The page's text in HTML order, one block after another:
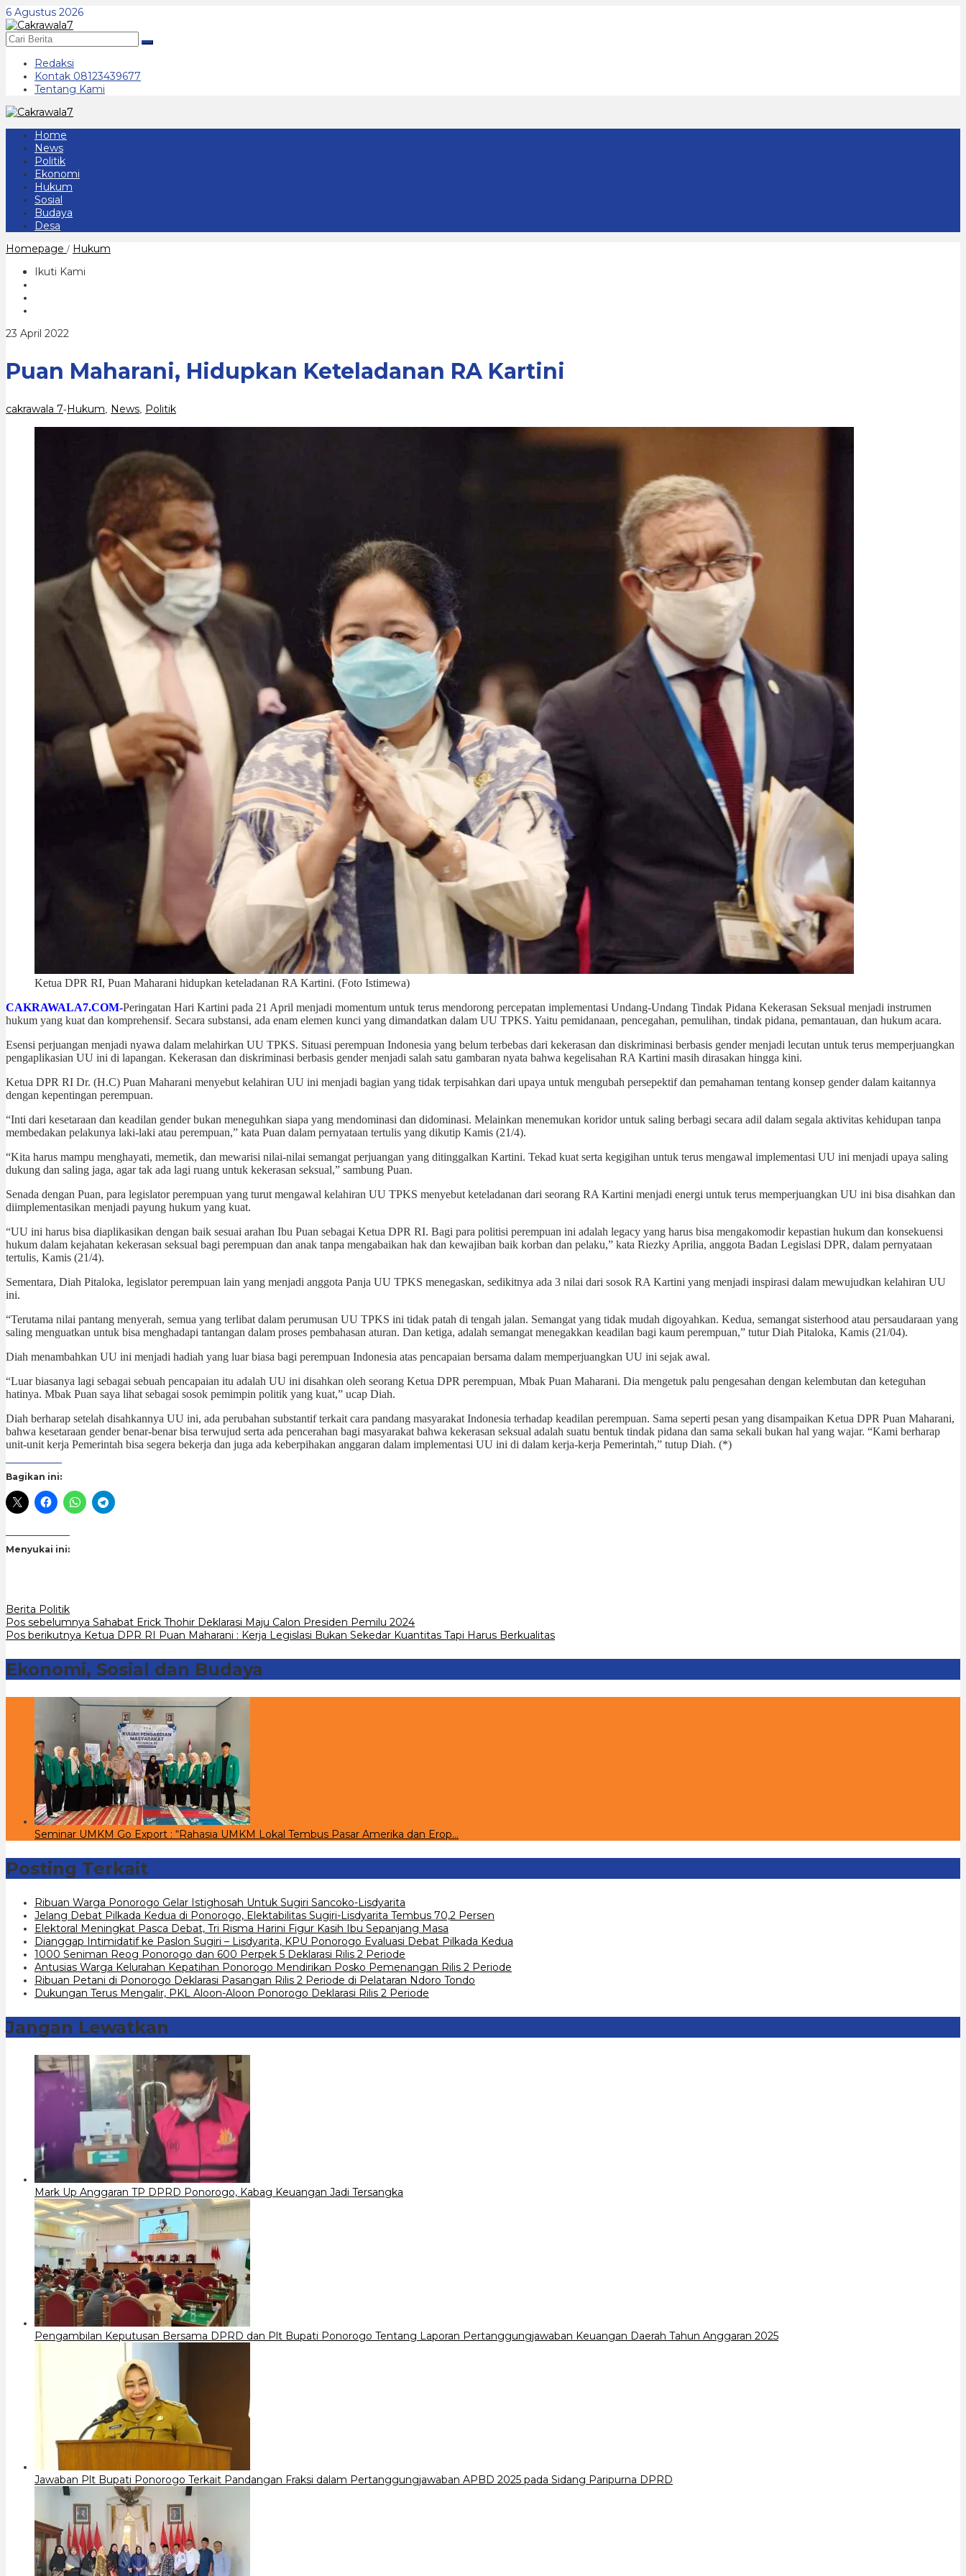
Lewati
ke
konten
6 Agustus 2026
Redaksi
Kontak 08123439677
Tentang Kami
Home
News
Politik
Ekonomi
Hukum
Sosial
Budaya
Desa
Homepage / Hukum
Ikuti Kami
23 April 2022
Puan Maharani, Hidupkan Keteladanan RA Kartini
cakrawala 7-Hukum News Politik
Ketua DPR RI, Puan Maharani hidupkan keteladanan RA Kartini. (Foto Istimewa)
CAKRAWALA7.COM-Peringatan Hari Kartini pada 21 April menjadi momentum untuk terus mendorong percepatan implementasi Undang-Undang Tindak Pidana Kekerasan Seksual menjadi instrumen
hukum yang kuat dan komprehensif. Secara substansi, ada enam elemen kunci yang dimandatkan dalam UU TPKS. Yaitu pemidanaan, pencegahan, pemulihan, tindak pidana, pemantauan, dan hukum acara.
Esensi perjuangan menjadi nyawa dalam melahirkan UU TPKS. Situasi perempuan Indonesia yang belum terbebas dari kekerasan dan diskriminasi berbasis gender menjadi lecutan untuk terus memperjuangkan
pengaplikasian UU ini di lapangan. Kekerasan dan diskriminasi berbasis gender menjadi salah satu gambaran nyata bahwa kegelisahan RA Kartini masih dirasakan hingga kini.
Ketua DPR RI Dr. (H.C) Puan Maharani menyebut kelahiran UU ini menjadi bagian yang tidak terpisahkan dari upaya untuk mengubah persepektif dan pemahaman tentang konsep gender dalam kaitannya
dengan kepentingan perempuan.
“Inti dari kesetaraan dan keadilan gender bukan meneguhkan siapa yang mendominasi dan didominasi. Melainkan menemukan koridor untuk saling berbagi secara adil dalam segala aktivitas kehidupan tanpa
membedakan pelakunya laki-laki atau perempuan,” kata Puan dalam pernyataan tertulis yang dikutip Kamis (21/4).
“Kita harus mampu menghayati, memetik, dan mewarisi nilai-nilai semangat perjuangan yang ditinggalkan Kartini. Tekad kuat serta kegigihan untuk terus mengawal implementasi UU ini menjadi upaya saling
dukung dan saling jaga, agar tak ada lagi ruang untuk kekerasan seksual,” sambung Puan.
Senada dengan Puan, para legislator perempuan yang turut mengawal kelahiran UU TPKS menyebut keteladanan dari seorang RA Kartini menjadi energi untuk terus memperjuangkan UU ini bisa disahkan dan
diimplementasikan menjadi payung hukum yang kuat.
“UU ini harus bisa diaplikasikan dengan baik sesuai arahan Ibu Puan sebagai Ketua DPR RI. Bagi para politisi perempuan ini adalah legacy yang harus bisa mengakomodir kepastian hukum dan konsekuensi
hukum dalam kejahatan kekerasan seksual bagi perempuan dan anak tanpa mengabaikan hak dan kewajiban baik korban dan pelaku,” kata Riezky Aprilia, anggota Badan Legislasi DPR, dalam pernyataan
tertulis, Kamis (21/4).
Sementara, Diah Pitaloka, legislator perempuan lain yang menjadi anggota Panja UU TPKS menegaskan, sedikitnya ada 3 nilai dari sosok RA Kartini yang menjadi inspirasi dalam mewujudkan kelahiran UU
ini.
“Terutama nilai pantang menyerah, semua yang terlibat dalam perumusan UU TPKS ini tidak patah di tengah jalan. Semangat yang tidak mudah digoyahkan. Kedua, semangat sisterhood atau persaudaraan yang
saling menguatkan untuk bisa menghadapi tantangan dalam proses pembahasan aturan. Dan ketiga, adalah semangat menegakkan keadilan bagi kaum perempuan,” tutur Diah Pitaloka, Kamis (21/04).
Diah menambahkan UU ini menjadi hadiah yang luar biasa bagi perempuan Indonesia atas pencapaian bersama dalam memperjuangkan UU ini sejak awal.
“Luar biasanya lagi sebagai sebuah pencapaian itu adalah UU ini disahkan oleh seorang Ketua DPR perempuan, Mbak Puan Maharani. Dia mengetuk palu pengesahan dengan kelembutan dan keteguhan
hatinya. Mbak Puan saya lihat sebagai sosok pemimpin politik yang kuat,” ucap Diah.
Diah berharap setelah disahkannya UU ini, ada perubahan substantif terkait cara pandang masyarakat Indonesia terhadap keadilan perempuan. Sama seperti pesan yang disampaikan Ketua DPR Puan Maharani,
bahwa kesetaraan gender benar-benar bisa terwujud serta ada pencerahan bagi masyarakat bahwa kekerasan seksual adalah suatu bentuk tindak pidana dan sama sekali bukan hal yang wajar. “Kami berharap
unit-unit kerja Pemerintah bisa segera bekerja dan juga ada keberpihakan anggaran dalam implementasi UU ini di dalam kerja-kerja Pemerintah,” tutup Diah. (*)
Bagikan ini:
Menyukai ini:
Berita Politik
Navigasi
Pos sebelumnya Sahabat Erick Thohir Deklarasi Maju Calon Presiden Pemilu 2024
Pos berikutnya Ketua DPR RI Puan Maharani : Kerja Legislasi Bukan Sekedar Kuantitas Tapi Harus Berkualitas
Ekonomi, Sosial dan Budaya
Seminar UMKM Go Export : “Rahasia UMKM Lokal Tembus Pasar Amerika dan Erop…
Posting Terkait
Ribuan Warga Ponorogo Gelar Istighosah Untuk Sugiri Sancoko-Lisdyarita
Jelang Debat Pilkada Kedua di Ponorogo, Elektabilitas Sugiri-Lisdyarita Tembus 70,2 Persen
Elektoral Meningkat Pasca Debat, Tri Risma Harini Figur Kasih Ibu Sepanjang Masa
Dianggap Intimidatif ke Paslon Sugiri – Lisdyarita, KPU Ponorogo Evaluasi Debat Pilkada Kedua
1000 Seniman Reog Ponorogo dan 600 Perpek 5 Deklarasi Rilis 2 Periode
Antusias Warga Kelurahan Kepatihan Ponorogo Mendirikan Posko Pemenangan Rilis 2 Periode
Ribuan Petani di Ponorogo Deklarasi Pasangan Rilis 2 Periode di Pelataran Ndoro Tondo
Dukungan Terus Mengalir, PKL Aloon-Aloon Ponorogo Deklarasi Rilis 2 Periode
Jangan Lewatkan
Mark Up Anggaran TP DPRD Ponorogo, Kabag Keuangan Jadi Tersangka
Pengambilan Keputusan Bersama DPRD dan Plt Bupati Ponorogo Tentang Laporan Pertanggungjawaban Keuangan Daerah Tahun Anggaran 2025
Jawaban Plt Bupati Ponorogo Terkait Pandangan Fraksi dalam Pertanggungjawaban APBD 2025 pada Sidang Paripurna DPRD